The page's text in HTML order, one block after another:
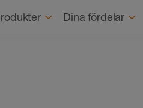
Dina fördelar